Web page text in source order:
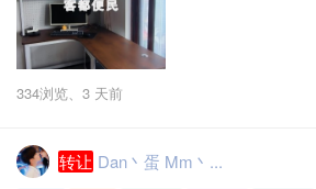
334浏览、 3 天前
转让 Dan丶蛋 Mm丶...